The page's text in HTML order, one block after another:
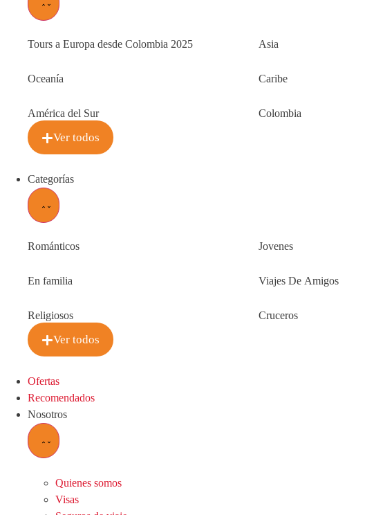
Tours a Europa desde Colombia 2025 Asia
Oceanía Caribe
América del Sur Colombia
Ver todos
Categorías
Románticos Jovenes
En familia Viajes De Amigos
Religiosos Cruceros
Ver todos
Ofertas
Recomendados
Nosotros
Quienes somos
Visas